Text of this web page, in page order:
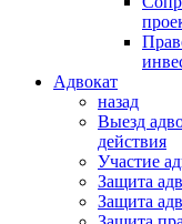
Адвокат
назад
Выезд
действия
Участие
Защита
Защита